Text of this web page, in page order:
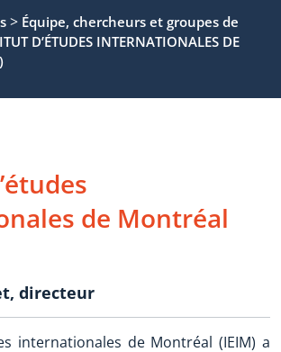
> Équipe, chercheurs et groupes de
D’ÉTUDES INTERNATIONALES DE
de Montréal
directeur
internationales de Montréal (IEIM) a